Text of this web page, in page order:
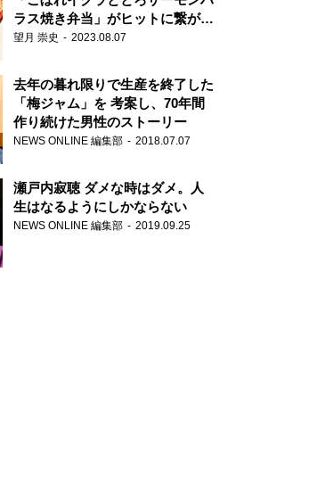
ラス焼き弁当」がヒットに繋がっ
た理由
望月 崇史 2023.08.07
去年の暮れ限りで生産を終了した
「梅ジャム」を 考案し、70年間
作り続けた男性のストーリー
NEWS ONLINE 編集部 2018.07.07
瀬戸内寂聴 ダメな時はダメ。人
生はなるようにしかならない
NEWS ONLINE 編集部 2019.09.25